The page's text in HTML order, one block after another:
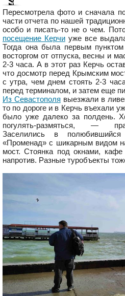
Пересмотрела фото и сначала
части отчета по нашей
особо и писать-то не о чем.
посещение Керчиуже все
Тогда она была первым
восторгом от отпуска, весны и
2-3 часа. А в этот раз Керчь
что досмотр перед Крымским
с утра, чем днем стоять 2-3
перед терминалом, и затем еще
Из Севастополя выезжали в
то по дороге и в Керчь въехали
было уже далеко за полдень.
погулять-размяться, —
Заселились в
«Променад» с шикарным видом
мост. Стоянка под окнами,
напротив. Разные туробъекты